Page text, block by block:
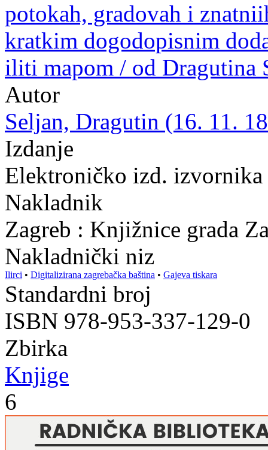
potokah, gradovah i
kratkim dogodopisnim
iliti mapom / od Dragutina
Autor
Seljan, Dragutin (16. 11.
Izdanje
Elektroničko izd.
Nakladnik
Zagreb : Knjižnice grada
Nakladnički niz
Ilirci • Digitalizirana zagrebačka baština • Gajeva tiskara
Standardni broj
ISBN 978-953-337-129-0
Zbirka
Knjige
6